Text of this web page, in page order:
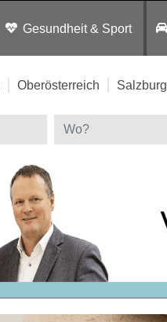
Gesundheit & Sport
Oberösterreich Salzburg